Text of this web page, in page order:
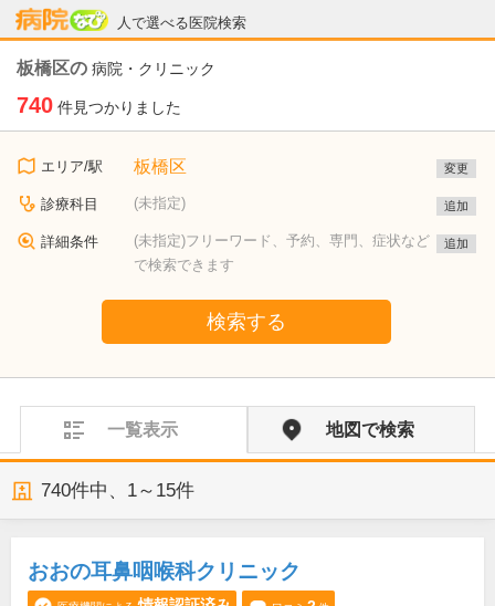
人で選べる医院検索
病院なび
板橋区の 病院・クリニック
740 件見つかりました
エリア/駅 板橋区 変更
診療科目 (未指定) 追加
詳細条件
(未指定)フリーワード、予約、専門、症状など
で検索できます
追加
検索する
一覧表示 地図で検索
740件中、 1～15件
おおの耳鼻咽喉科クリニック